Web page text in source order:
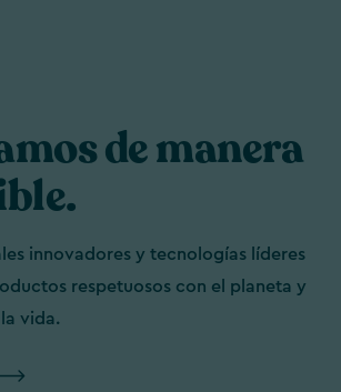
de manera
innovadores y tecnologías líderes
respetuosos con el planeta y
vida.